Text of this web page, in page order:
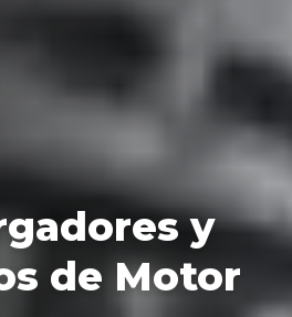
y
de Motor